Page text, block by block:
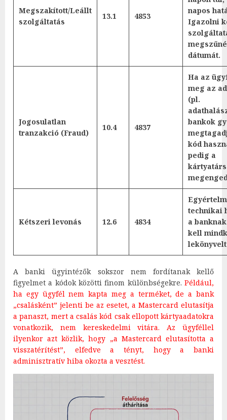
Megszakított/Leállt
szolgáltatás
13.1 4853
napos
Igazolni
dátumát.
Jogosulatlan
tranzakció (Fraud)
10.4 4837
Ha az
meg az
(pl.
bankok
kód
pedig a
Kétszeri levonás 12.6 4834
technikai
a
kell
A banki ügyintézők sokszor nem fordítanak kellő
figyelmet a kódok közötti finom különbségekre. Például,
ha egy ügyfél nem kapta meg a terméket, de a bank
„csalásként” jelenti be az esetet, a Mastercard elutasítja
a panaszt, mert a csalás kód csak ellopott kártyaadatokra
vonatkozik, nem kereskedelmi vitára. Az ügyféllel
ilyenkor azt közlik, hogy „a Mastercard elutasította a
visszatérítést”, elfedve a tényt, hogy a banki
adminisztratív hiba okozta a vesztést.